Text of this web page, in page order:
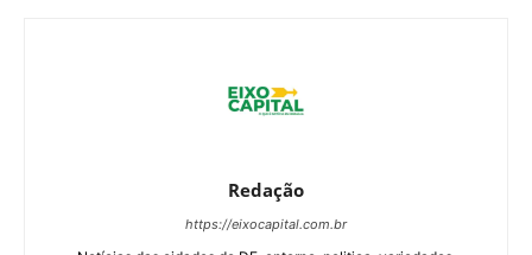
Redação
https://eixocapital.com.br